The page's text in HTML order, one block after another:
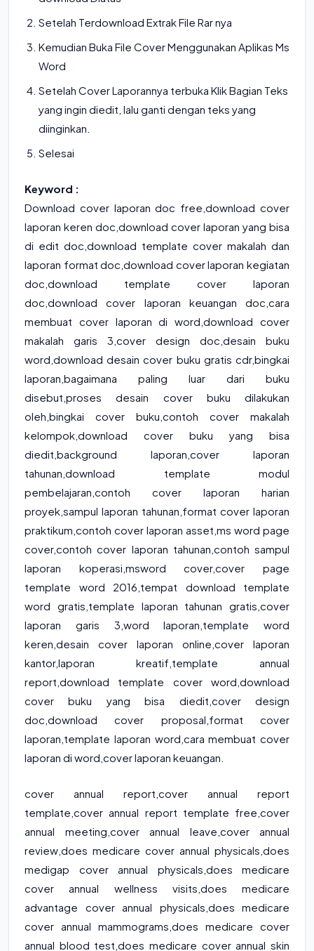
Setelah Terdownload Extrak File Rar nya
Kemudian Buka File Cover Menggunakan Aplikas Ms
Word
Setelah Cover Laporannya terbuka Klik Bagian Teks
yang ingin diedit, lalu ganti dengan teks yang
diinginkan.
Selesai
Keyword :
Download cover laporan doc free ,download cover
laporan keren doc download cover laporan yang bisa
di edit doc download template cover makalah dan
laporan format doc ,download cover laporan kegiatan
doc download template cover laporan
doc download cover laporan keuangan doc ,cara
membuat cover laporan di word,download cover
makalah garis 3,cover design doc,desain buku
word,download desain cover buku gratis cdr,bingkai
laporan,bagaimana paling luar dari buku
disebut,proses desain cover buku dilakukan
oleh,bingkai cover buku,contoh cover makalah
kelompok,download cover buku yang bisa
diedit,background laporan,cover laporan
tahunan,download template modul
pembelajaran,contoh cover laporan harian
proyek,sampul laporan tahunan,format cover laporan
praktikum,contoh cover laporan asset,ms word page
cover,contoh cover laporan tahunan,contoh sampul
laporan koperasi,msword cover,cover page
template word 2016,tempat download template
word gratis,template laporan tahunan gratis,cover
laporan garis 3,word laporan,template word
keren,desain cover laporan online,cover laporan
kantor,laporan kreatif,template annual
report,download template cover word,download
cover buku yang bisa diedit,cover design
doc,download cover proposal,format cover
laporan,template laporan word,cara membuat cover
laporan di word,cover laporan keuangan.
cover annual report cover annual report
template cover annual report template free cover
annual meeting cover annual leave cover annual
review does medicare cover annual physicals does
medigap cover annual physicals does medicare
cover annual wellness visits does medicare
advantage cover annual physicals does medicare
cover annual mammograms does medicare cover
annual blood test ,does medicare cover annual skin